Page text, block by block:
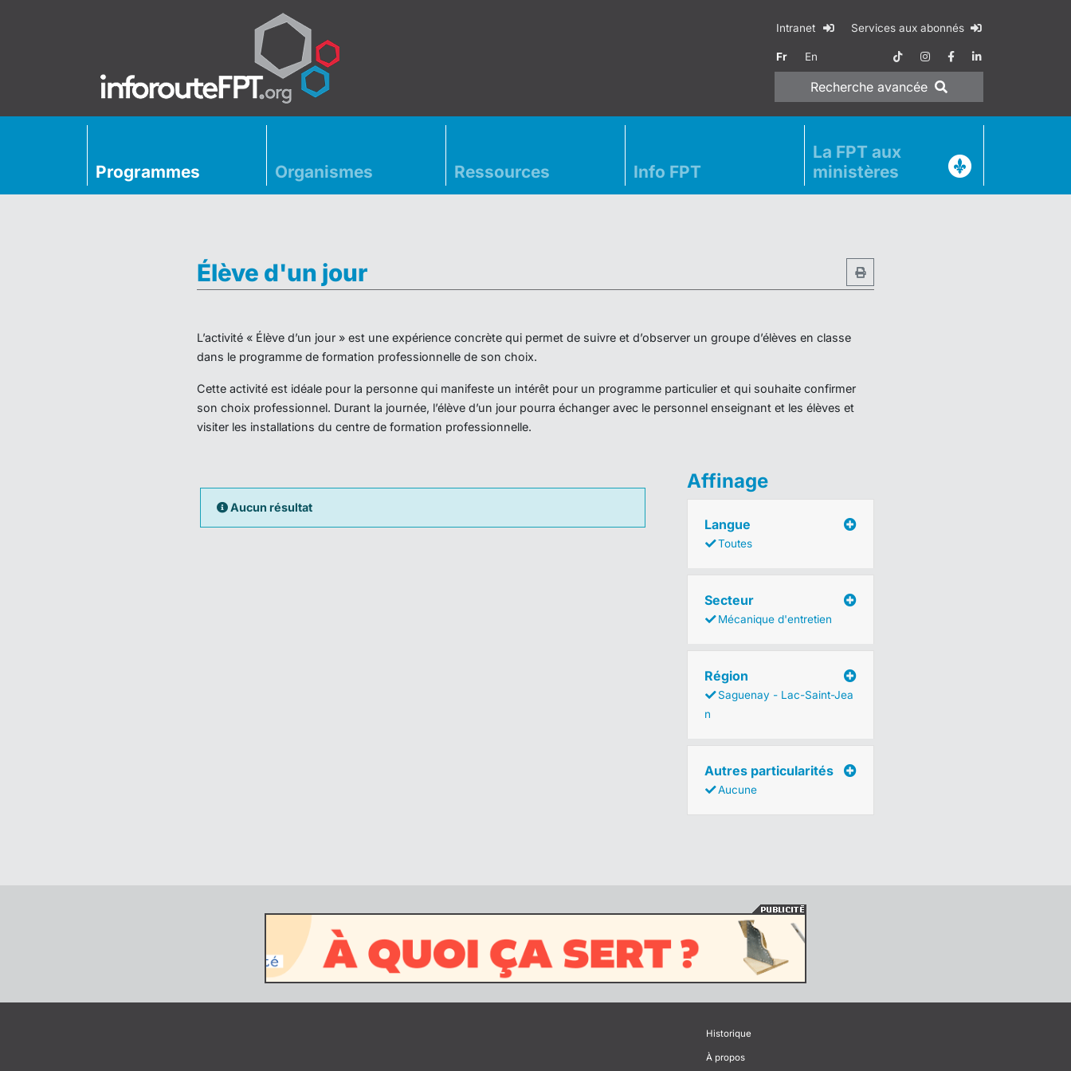
Intranet Services aux abonnés
Fr En
Recherche avancée
Programmes Organismes Ressources Info FPT
La FPT aux
ministères
Élève d'un jour
L’activité « Élève d’un jour » est une expérience concrète qui permet de suivre et d’observer un groupe d’élèves en classe
dans le programme de formation professionnelle de son choix.
Cette activité est idéale pour la personne qui manifeste un intérêt pour un programme particulier et qui souhaite confirmer
son choix professionnel. Durant la journée, l’élève d’un jour pourra échanger avec le personnel enseignant et les élèves et
visiter les installations du centre de formation professionnelle.
Aucun résultat
Affinage
Langue
Toutes
Secteur
Mécanique d'entretien
Région
Saguenay - Lac-Saint-Jea
n
Autres particularités
Aucune
Historique
À propos